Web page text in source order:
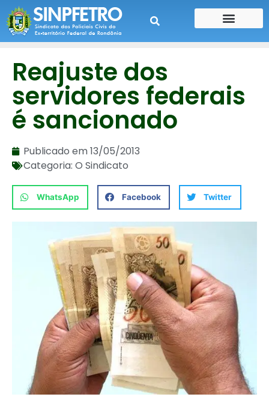
Reajuste dos
servidores federais
é sancionado
Publicado em13/05/2013
Categoria: O Sindicato
WhatsApp Facebook Twitter